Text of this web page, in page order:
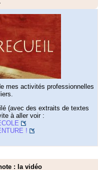
mes activités professionnelles
(avec des extraits de textes
à aller voir :
!
: la vidéo